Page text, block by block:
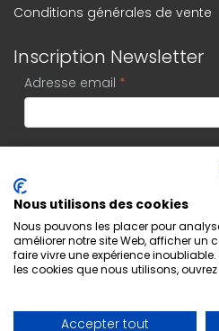
Conditions générales de vente
Inscription Newsletter
Adresse email *
Nous utilisons des cookies
Nous pouvons les placer pour
améliorer notre site Web, afficher un
faire vivre une expérience
les cookies que nous utilisons,
Accepter tout